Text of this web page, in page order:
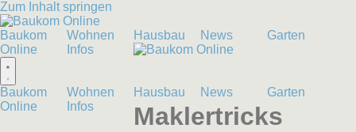
Zum Inhalt springen
Baukom
Online
Wohnen Hausbau News
Garten
Infos
Baukom
Online
Wohnen Hausbau News
Garten
Infos
Maklertricks